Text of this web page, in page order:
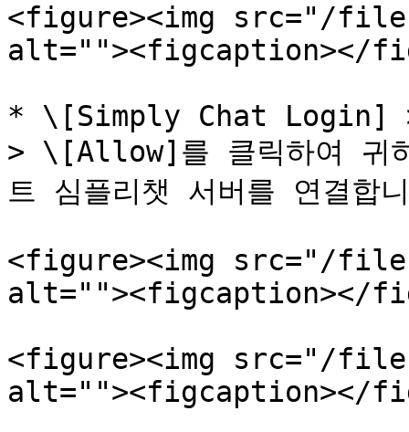
<figure><img src="/files/
alt=""><figcaption></
* \[Simply Chat
> \[Allow]를 클릭하여 귀하
트 심플리챗 서버를 연결합
<figure><img src="/files/
alt=""><figcaption></
<figure><img src="/files/
alt=""><figcaption></